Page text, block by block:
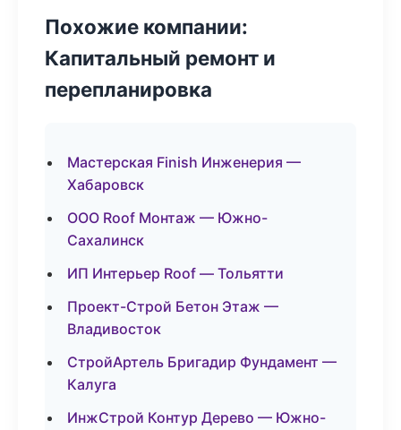
Похожие компании:
Капитальный ремонт и
перепланировка
Мастерская Finish Инженерия —
Хабаровск
ООО Roof Монтаж — Южно-
Сахалинск
ИП Интерьер Roof — Тольятти
Проект-Строй Бетон Этаж —
Владивосток
СтройАртель Бригадир Фундамент —
Калуга
ИнжСтрой Контур Дерево — Южно-